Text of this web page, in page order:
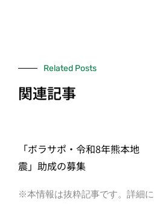
Related Posts
関連記事
「ボラサポ・令和8年熊本地
震」助成の募集
※本情報は抜粋記事です。詳細に